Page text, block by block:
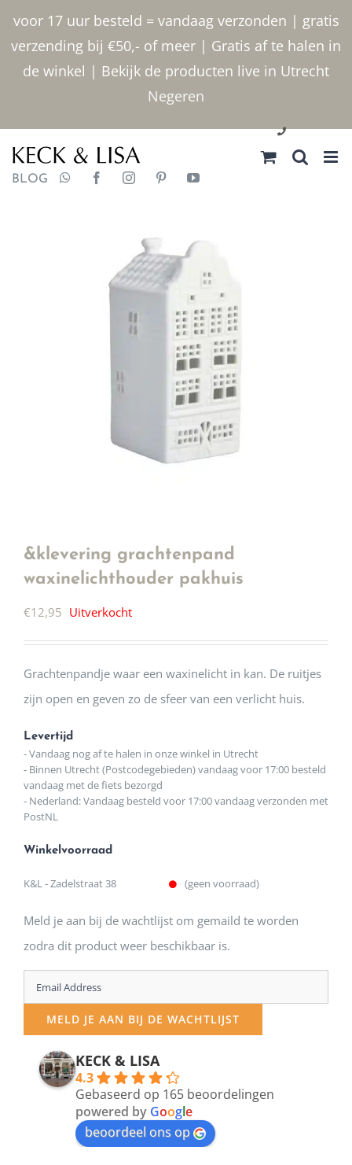
voor 17 uur besteld = vandaag verzonden | gratis
verzending bij €50,- of meer | Gratis af te halen in
de winkel | Bekijk de producten live in Utrecht
Negeren
inhoud
030 2400000
BLOG
&klevering grachtenpand
waxinelichthouder pakhuis
€12,95 Uitverkocht
Grachtenpandje waar een waxinelicht in kan. De ruitjes
zijn open en geven zo de sfeer van een verlicht huis.
Levertijd
- Vandaag nog af te halen in onze winkel in Utrecht
- Binnen Utrecht (Postcodegebieden) vandaag voor 17:00 besteld
vandaag met de fiets bezorgd
- Nederland: Vandaag besteld voor 17:00 vandaag verzonden met
PostNL
Winkelvoorraad
K&L - Zadelstraat 38 (geen voorraad)
Meld je aan bij de wachtlijst om gemaild te worden
zodra dit product weer beschikbaar is.
Enter
your
email
address
MELD JE AAN BIJ DE WACHTLIJST
KECK & LISA
4.3
Gebaseerd op 165 beoordelingen
powered by Google
beoordeel ons op